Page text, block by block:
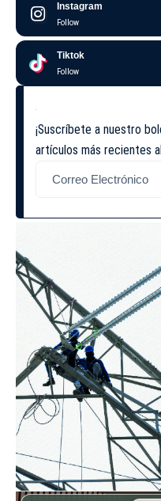
Instagram
Follow
Tiktok
Follow
¡Suscríbete a nuestro
artículos más recientes